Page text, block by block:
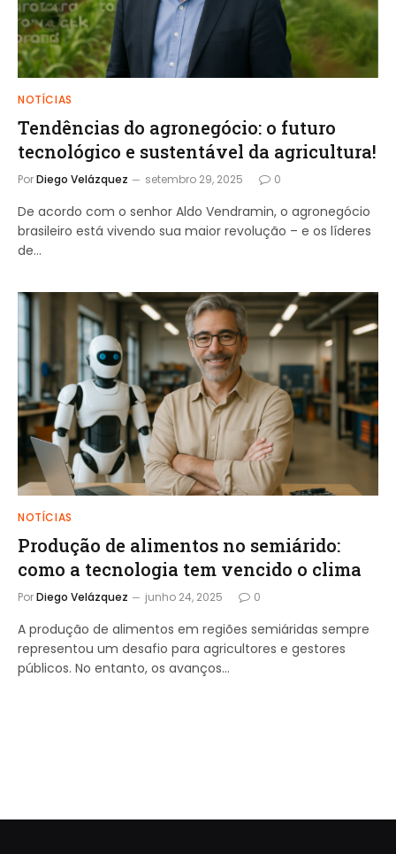
NOTÍCIAS
Tendências do agronegócio: o futuro
tecnológico e sustentável da agricultura!
PorDiego Velázquez setembro 29, 2025 0
De acordo com o senhor Aldo Vendramin, o agronegócio
brasileiro está vivendo sua maior revolução – e os líderes
de…
NOTÍCIAS
Produção de alimentos no semiárido:
como a tecnologia tem vencido o clima
PorDiego Velázquez junho 24, 2025 0
A produção de alimentos em regiões semiáridas sempre
representou um desafio para agricultores e gestores
públicos. No entanto, os avanços…